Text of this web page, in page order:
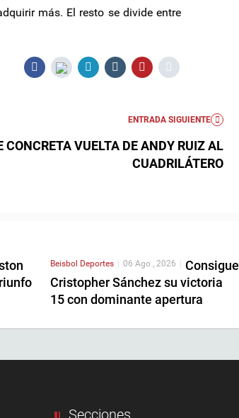
más. El resto se divide entre
ENTRADA SIGUIENTE
CONCRETA VUELTA DE ANDY RUIZ AL
CUADRILÁTERO
Beisbol Deportes | 06 Ago , 2026 | Consigue
Cristopher Sánchez su victoria
15 con dominante apertura